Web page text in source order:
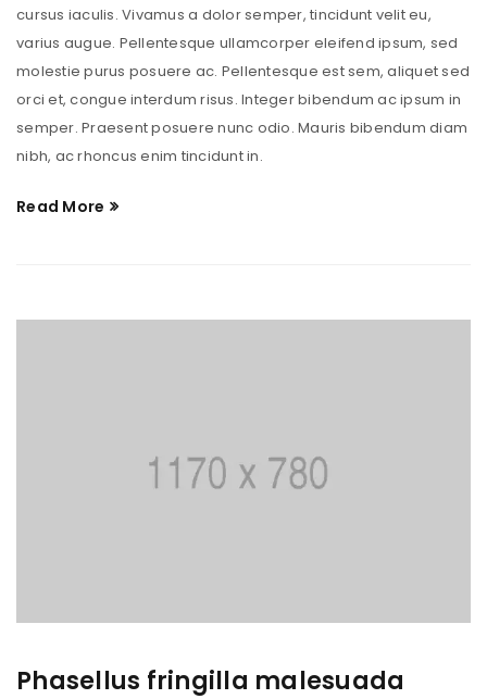
cursus iaculis. Vivamus a dolor semper, tincidunt velit eu,
varius augue. Pellentesque ullamcorper eleifend ipsum, sed
molestie purus posuere ac. Pellentesque est sem, aliquet sed
orci et, congue interdum risus. Integer bibendum ac ipsum in
semper. Praesent posuere nunc odio. Mauris bibendum diam
nibh, ac rhoncus enim tincidunt in.
Read More
Phasellus fringilla malesuada